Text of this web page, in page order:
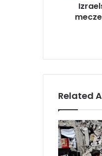
i
e
t
u
ż
p
Related